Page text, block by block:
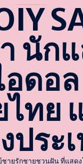
นัก
อดอ
ไทย
ประ
ชายรักชายชวนฝัน ที่แสด